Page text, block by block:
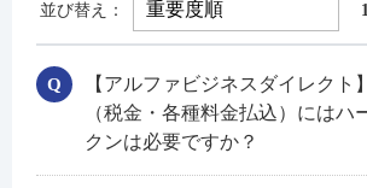
並び替え：
【アルファビジネスダイレクト
（税金・各種料金払込）にはハ
クンは必要ですか？